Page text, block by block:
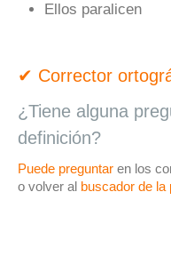
Ellos paralicen
✔ Corrector
¿Tiene alguna
definición?
Puede preguntar en los
o volver al buscador de la